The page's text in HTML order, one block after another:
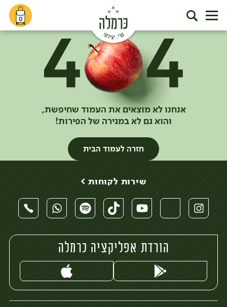
0
אנחנו לא מוצאים את העמוד שחיפשת,
והוא גם לא במגירה של הפירות!
חזרה לעמוד הבית
שירות לקוחות >
הורדת אפליקציה כרמלה